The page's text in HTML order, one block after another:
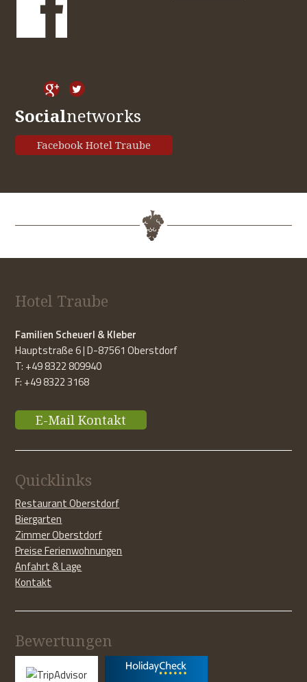
Socialnetworks
Facebook Hotel Traube
Hotel Traube
Familien Scheuerl & Kleber
Hauptstraße 6 | D-87561 Oberstdorf
T: +49 8322 809940
F: +49 8322 3168
E-Mail Kontakt
Quicklinks
Restaurant Oberstdorf
Biergarten
Zimmer Oberstdorf
Preise Ferienwohnungen
Anfahrt & Lage
Kontakt
Bewertungen